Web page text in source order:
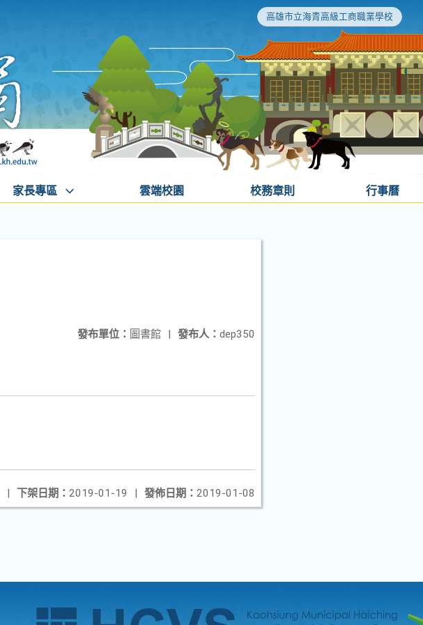
高雄市立海青高級工商職業學校
家長專區 雲端校園 校務章則 行事曆
發布人： dep350
發布單位： 圖書館 |
發佈日期： 2019-01-08
下架日期： 2019-01-19 |
|